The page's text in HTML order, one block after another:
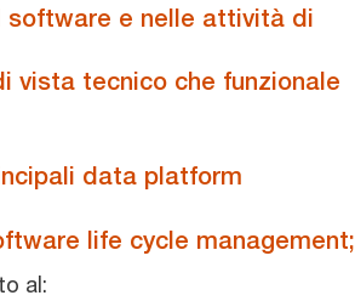
software e nelle attività di
vista tecnico che funzionale
data platform
life cycle management;
al: